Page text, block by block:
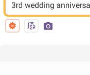
3rd wedding